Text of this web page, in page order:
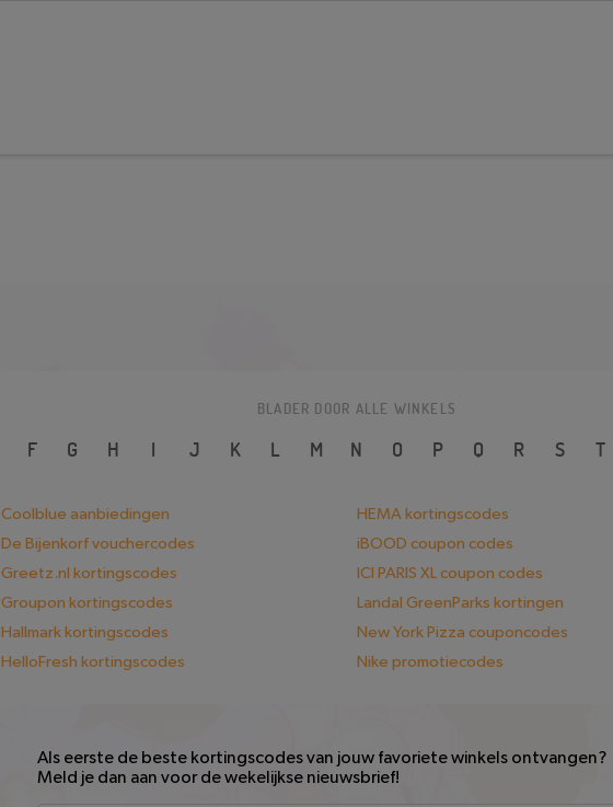
BLADER DOOR ALLE WINKELS
F G H I J K L M N O P Q R S T
Coolblue aanbiedingen
De Bijenkorf vouchercodes
Greetz.nl kortingscodes
Groupon kortingscodes
Hallmark kortingscodes
HelloFresh kortingscodes
HEMA kortingscodes
iBOOD coupon codes
ICI PARIS XL coupon codes
Landal GreenParks kortingen
New York Pizza couponcodes
Nike promotiecodes
Als eerste de beste kortingscodes van jouw favoriete winkels ontvangen?
Meld je dan aan voor de wekelijkse nieuwsbrief!